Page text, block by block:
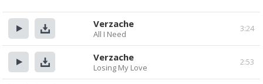
Прослушать
Скачать
3:24
Verzache
All I Need
Прослушать
Скачать
2:53
Verzache
Losing My Love